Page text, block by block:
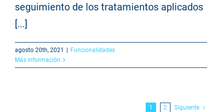
seguimiento de los tratamientos aplicados
[...]
agosto 20th, 2021
Funcionalidades
Más información
1 2 Siguiente